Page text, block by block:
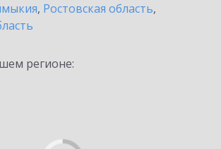
, Ростовская область,
регионе: